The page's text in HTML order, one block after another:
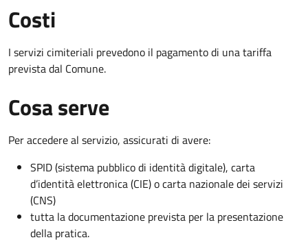
Costi
I servizi cimiteriali prevedono il pagamento di una tariffa
prevista dal Comune.
Cosa serve
Per accedere al servizio, assicurati di avere:
SPID (sistema pubblico di identità digitale), carta
d’identità elettronica (CIE) o carta nazionale dei servizi
(CNS)
tutta la documentazione prevista per la presentazione
della pratica.